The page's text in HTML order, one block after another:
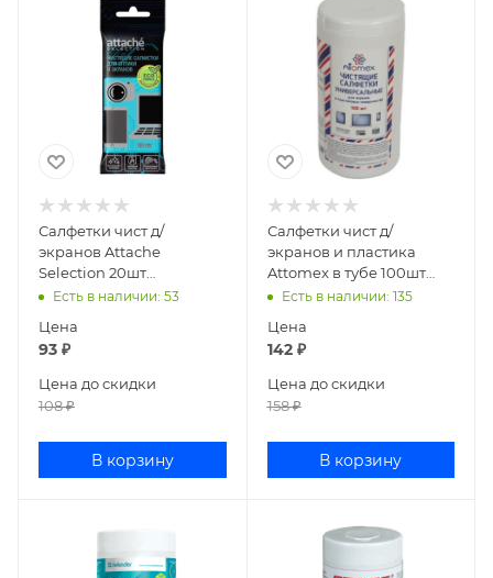
Салфетки чист д/
экранов Attache
Selection 20шт
биоразлагаемые 110х190
Есть в наличии: 53
Цена
93 ₽
Цена до скидки
108₽
В корзину
Салфетки чист д/
экранов и пластика
Attomex в тубе 100шт
4170900
Есть в наличии: 135
Цена
142₽
Цена до скидки
158₽
В корзину